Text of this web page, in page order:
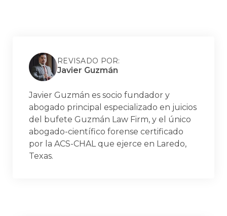
REVISADO POR:
Javier Guzmán
Javier Guzmán es socio fundador y
abogado principal especializado en juicios
del bufete Guzmán Law Firm, y el único
abogado-científico forense certificado
por la ACS-CHAL que ejerce en Laredo,
Texas.